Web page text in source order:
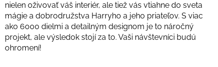
nielen oživovať váš interiér, ale tiež vás vtiahne do sveta
mágie a dobrodružstva Harryho a jeho priateľov. S viac
ako 6000 dielmi a detailným designom je to náročný
projekt, ale výsledok stojí za to. Vaši návštevníci budú
ohromení!